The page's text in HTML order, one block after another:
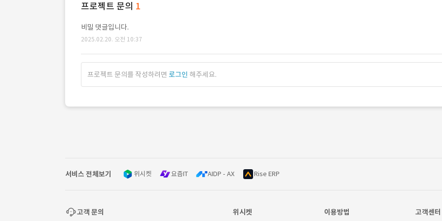
프로젝트 문의 1
비밀 댓글입니다.
2025.02.20. 오전 10:37
프로젝트 문의를 작성하려면 로그인 해주세요.
서비스 전체보기 위시켓 요즘IT AIDP - AX Rise ERP
고객 문의 위시켓 이용방법 고객센터